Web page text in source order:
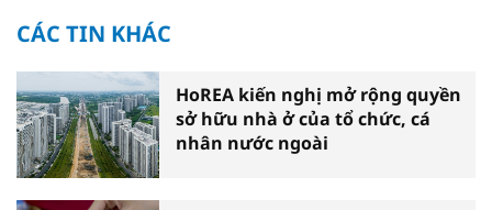
CÁC TIN KHÁC
HoREA kiến nghị mở rộng quyền
sở hữu nhà ở của tổ chức, cá
nhân nước ngoài